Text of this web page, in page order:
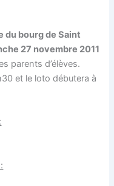
du bourg de Saint
27 novembre 2011
parents d’élèves.
et le loto débutera à